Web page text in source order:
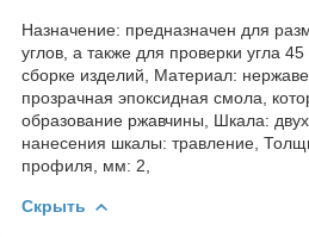
Назначение: предназначен для
углов, а также для проверки угла
сборке изделий, Материал:
прозрачная эпоксидная смола,
образование ржавчины, Шкала:
нанесения шкалы: травление,
профиля, мм: 2,
Скрыть